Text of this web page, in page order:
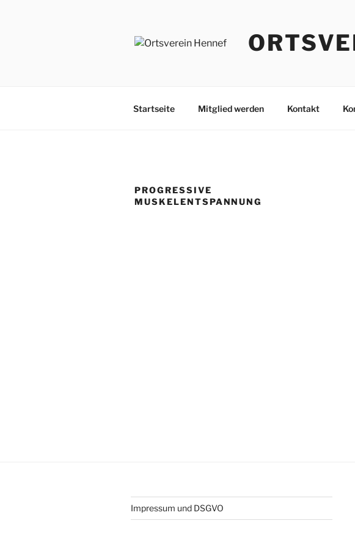
Startseite Mitglied werden Kontakt
PROGRESSIVE
MUSKELENTSPANNUNG
Impressum und DSGVO